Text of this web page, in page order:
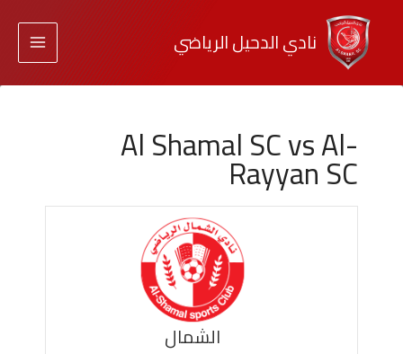
نادي الدحيل الرياضي
Al Shamal SC vs Al-
Rayyan SC
الشمال